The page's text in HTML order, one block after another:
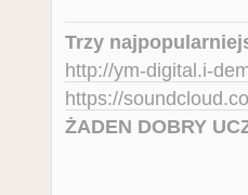
Trzy
http://ym-digital.i-
https://
ŻADEN DOBRY